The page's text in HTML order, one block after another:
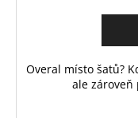
Overal místo šatů?
ale zároveň